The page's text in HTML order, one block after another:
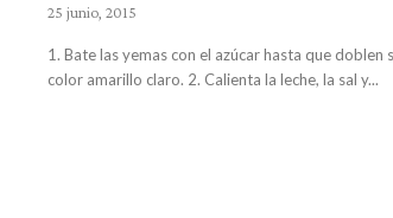
25 junio, 2015
1. Bate las yemas con el azúcar hasta que doblen
color amarillo claro. 2. Calienta la leche, la sal y...